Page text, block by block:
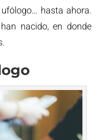
hasta ahora.
nacido, en donde